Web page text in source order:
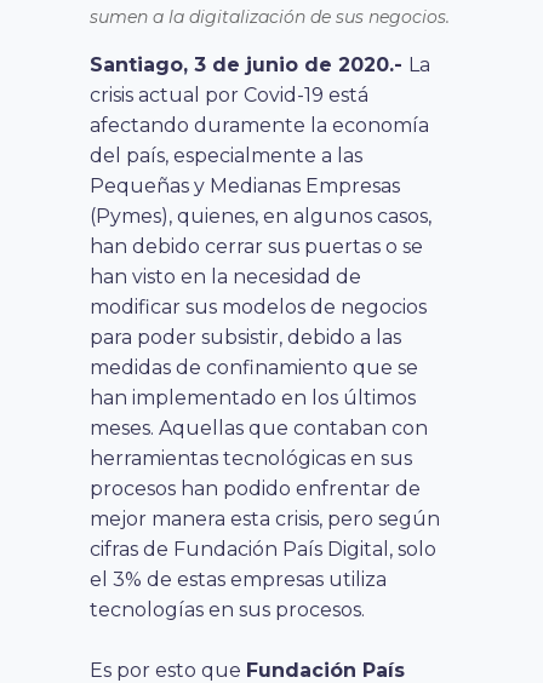
sumen a la digitalización de sus negocios.
Santiago, 3 de junio de 2020.- La
crisis actual por Covid-19 está
afectando duramente la economía
del país, especialmente a las
Pequeñas y Medianas Empresas
(Pymes), quienes, en algunos casos,
han debido cerrar sus puertas o se
han visto en la necesidad de
modificar sus modelos de negocios
para poder subsistir, debido a las
medidas de confinamiento que se
han implementado en los últimos
meses. Aquellas que contaban con
herramientas tecnológicas en sus
procesos han podido enfrentar de
mejor manera esta crisis, pero según
cifras de Fundación País Digital, solo
el 3% de estas empresas utiliza
tecnologías en sus procesos.
Es por esto que Fundación País